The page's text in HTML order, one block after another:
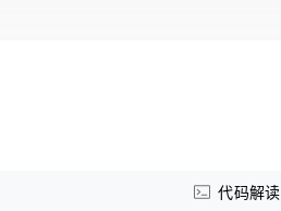
代码解读